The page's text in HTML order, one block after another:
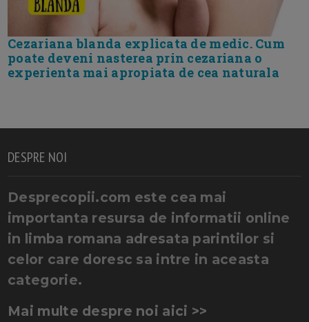
Cezariana blanda explicata de medic. Cum
poate deveni nasterea prin cezariana o
experienta mai apropiata de cea naturala
DESPRE NOI
Desprecopii.com este cea mai
importanta resursa de informatii online
in limba romana adresata parintilor si
celor care doresc sa intre in aceasta
categorie.
Mai multe despre noi aici >>